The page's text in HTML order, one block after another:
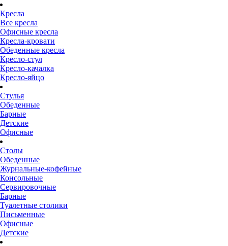
Кресла
Все кресла
Офисные кресла
Кресла-кровати
Обеденные кресла
Кресло-стул
Кресло-качалка
Кресло-яйцо
Стулья
Обеденные
Барные
Детские
Офисные
Столы
Обеденные
Журнальные-кофейные
Консольные
Сервировочные
Барные
Туалетные столики
Письменные
Офисные
Детские